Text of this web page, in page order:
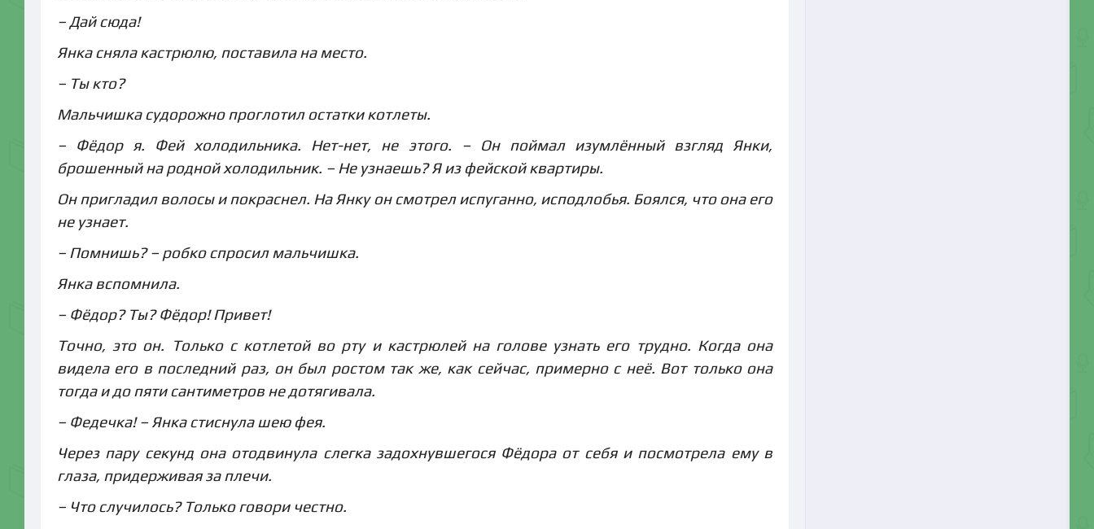
– Дай сюда!
Янка сняла кастрюлю, поставила на место.
– Ты кто?
Мальчишка судорожно проглотил остатки котлеты.
– Фёдор я. Фей холодильника. Нет-нет, не этого. – Он поймал изумлённый взгляд Янки,
брошенный на родной холодильник. – Не узнаешь? Я из фейской квартиры.
Он пригладил волосы и покраснел. На Янку он смотрел испуганно, исподлобья. Боялся, что она его
не узнает.
– Помнишь? – робко спросил мальчишка.
Янка вспомнила.
– Фёдор? Ты? Фёдор! Привет!
Точно, это он. Только с котлетой во рту и кастрюлей на голове узнать его трудно. Когда она
видела его в последний раз, он был ростом так же, как сейчас, примерно с неё. Вот только она
тогда и до пяти сантиметров не дотягивала.
– Федечка! – Янка стиснула шею фея.
Через пару секунд она отодвинула слегка задохнувшегося Фёдора от себя и посмотрела ему в
глаза, придерживая за плечи.
– Что случилось? Только говори честно.